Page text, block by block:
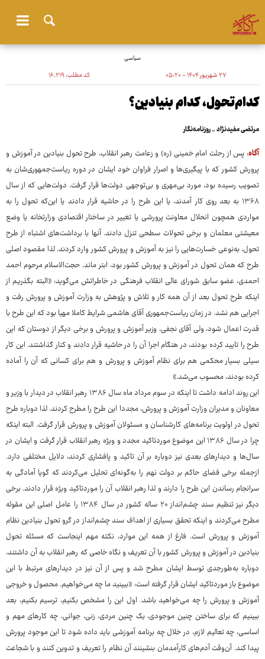
سیاسی
۲۷ شهریور ۱۴۰۴ - ۰۵:۲۰ کد مطلب:۱۶٬۲۱۹
کدام‌تحول، کدام بنیادین؟
مرتضی مفیدنژاد _ روزنامه‌نگار
آگاه: پس از رحلت امام خمینی (ره) و زعامت رهبر انقلاب، طرح تحول بنیادین در آموزش و
پرورش کشور که با پیگیری‌ها و اصرار فراوان خود ایشان در دوره ریاست‌جمهوری‌شان به
تصویب رسیده بود، مورد بی‌مهری و بی‌توجهی دولت‌ها قرار گرفت. دولت‌هایی که از سال
۱۳۶۸ به بعد روی کار آمدند، یا این طرح را در حاشیه قرار دادند یا این‌که تحول را به
مواردی همچون انحلال معاونت پرورشی یا تغییر در ساختار اقتصادی وزارتخانه یا وضع
معیشتی معلمان و برخی تحولات سطحی تنزل دادند. آنها با برداشت‌های اشتباه از طرح
تحول، به‌نوعی خسارت‌هایی را نیز به آموزش و پرورش کشور وارد کردند. لذا مقصود اصلی
طرح که همان تحول در آموزش و پرورش کشور بود، ابتر ماند. حجت‌الاسلام مرحوم احمد
احمدی، عضو سابق شورای عالی انقلاب فرهنگی در خاطراتش می‌گوید: «البته بگذریم از
اینکه طرح تحول بعد از آن همه کار و تلاش و پژوهش به وزارت آموزش و پرورش رفت و
اجرایی هم نشد. در زمان ریاست‌جمهوری آقای هاشمی شرایط کاملا مهیا بود که این طرح با
قدرت اعمال شود، ولی آقای نجفی، وزیر آموزش و پرورش و برخی دیگر از دوستان که این
طرح را تایید کرده بودند، در هنگام اجرا آن را در حاشیه قرار دادند و کنار گذاشتند. این کار
سیلی بسیار محکمی هم برای نظام آموزش و پرورش و هم برای کسانی که آن را آماده
کرده بودند، محسوب می‌شد.»
این روند ادامه داشت تا اینکه در سوم مرداد ماه سال ۱۳۸۶ رهبر انقلاب در دیدار با وزیر و
معاونان و مدیران وزارت آموزش و پرورش، مجددا این طرح را مطرح کردند. لذا دوباره طرح
تحول در اولویت برنامه‌های کارشناسان و مسئولان آموزش و پرورش قرار گرفت. البته اینکه
چرا در سال ۱۳۸۶ این موضوع موردتاکید مجدد و ویژه رهبر انقلاب قرار گرفت و ایشان در
سال‌ها و دیدارهای بعدی نیز دوباره بر آن تاکید و پافشاری کردند، دلایل مختلفی دارد.
ازجمله برخی فضای حاکم بر دولت نهم را به‌گونه‌ای تحلیل می‌کردند که گویا آمادگی به
سرانجام رساندن این طرح را دارند و لذا رهبر انقلاب آن را موردتاکید ویژه قرار دادند. برخی
دیگر نیز تنظیم سند چشم‌انداز ۲۰ ساله کشور در سال ۱۳۸۴ را عامل اصلی این مقوله
مطرح می‌کردند و اینکه تحقق بسیاری از اهداف سند چشم‌انداز در گرو تحول بنیادین نظام
آموزش و پرورش است. فارغ از همه این موارد، نکته مهم اینجاست که مسئله تحول
بنیادین در آموزش و پرورش کشور با آن تعریف و نگاه خاصی که رهبر انقلاب به آن داشتند،
دوباره به‌طورجدی توسط ایشان مطرح شد و پس از آن نیز در دیدارهای مرتبط با این
موضوع باز موردتاکید ایشان قرار گرفته است: «ببینید ما چه می‌خواهیم. محصول و خروجی
آموزش و پرورش را چه می‌خواهید باشد. اول این را مشخص بکنیم، ترسیم بکنیم، بعد
ببینیم که برای ساختن چنین موجودی، یک چنین مردی، زنی، جوانی، چه کارهای مهم و
اساسی، چه تعالیم لازم، در خلال چه برنامه‌ آموزشی باید داده شود تا این موجود پرورش
پیدا کند. آن‌وقت آدم‌های کارآمدمان بنشینند آن نظام را تعریف و تدوین کنند و با شجاعت